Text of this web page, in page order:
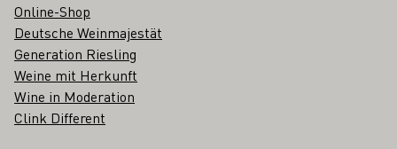
Online-Shop
Deutsche Weinmajestät
Generation Riesling
Weine mit Herkunft
Wine in Moderation
Clink Different